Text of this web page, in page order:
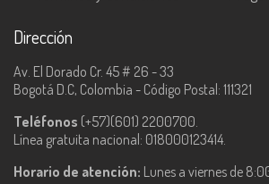
Dirección
Av. El Dorado Cr. 45 # 26 - 33
Bogotá D.C, Colombia - Código Postal: 111321
Teléfonos (+57)(601) 2200700.
Línea gratuita nacional: 018000123414.
Horario de atención: Lunes a viernes de